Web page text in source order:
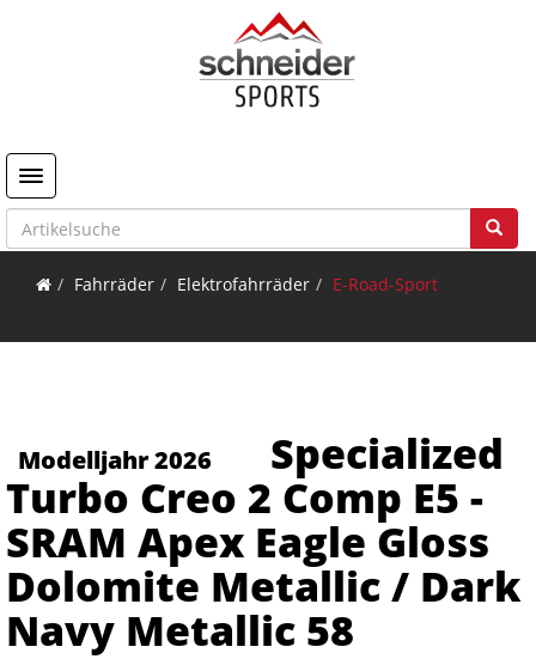
Toggle navigation
Fahrräder Elektrofahrräder E-Road-Sport
Modelljahr 2026
Specialized
Turbo Creo 2 Comp E5 -
SRAM Apex Eagle Gloss
Dolomite Metallic / Dark
Navy Metallic 58